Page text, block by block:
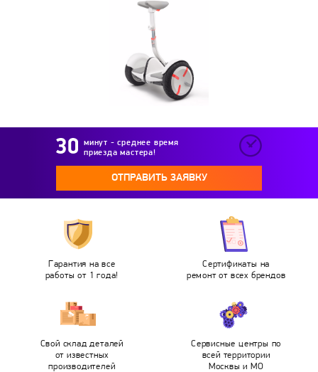
минут - среднее время
приезда мастера!
ОТПРАВИТЬ ЗАЯВКУ
Гарантия на все
работы от 1 года!
Сертификаты на
ремонт от всех брендов
Свой склад деталей
от известных
производителей
Сервисные центры по
всей территории
Москвы и МО